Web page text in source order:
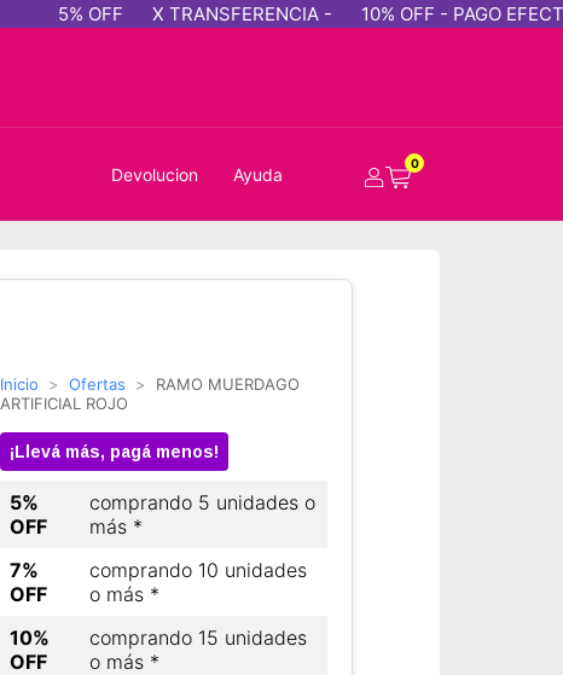
5% OFF X TRANSFERENCIA - 10% OFF - PAGO EFECTIVO
0
Devolucion Ayuda
Inicio > Ofertas >
RAMO MUERDAGO
ARTIFICIAL ROJO
¡Llevá más, pagá menos!
5%
OFF
comprando 5 unidades o
más *
7%
OFF
comprando 10 unidades
o más *
10%
OFF
comprando 15 unidades
o más *